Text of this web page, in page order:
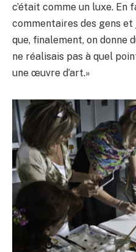
c’était comme un luxe. En
commentaires des gens
que, finalement, on donne
ne réalisais pas à quel
une œuvre d’art.»